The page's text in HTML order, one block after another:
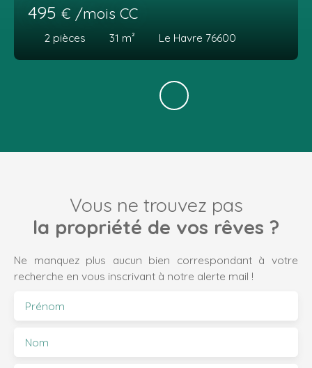
495 € /mois CC
2 pièces 31 m² Le Havre 76600
Vous ne trouvez pas
la propriété de vos rêves ?
Ne manquez plus aucun bien correspondant à votre
recherche en vous inscrivant à notre alerte mail !
Prénom
Nom